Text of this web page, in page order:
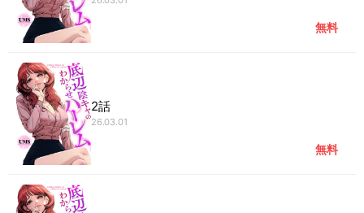
無料
2話
26.03.01
無料